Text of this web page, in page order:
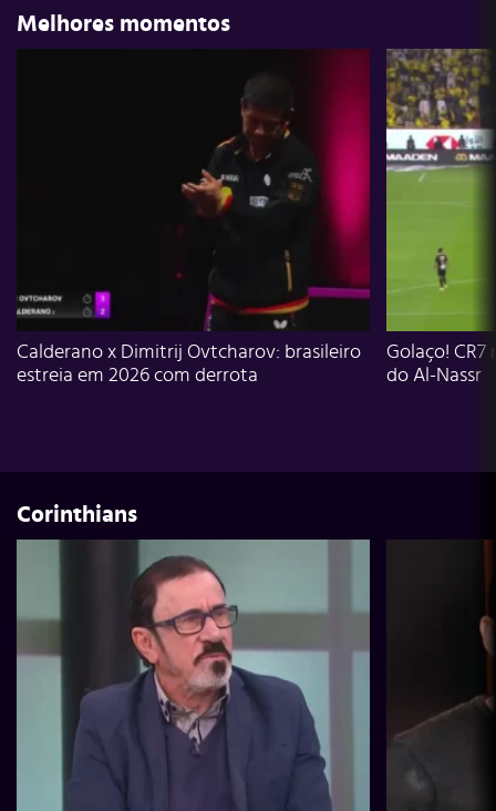
Melhores momentos
Calderano x Dimitrij Ovtcharov: brasileiro
estreia em 2026 com derrota
Golaço!
do Al-Nassr
Corinthians